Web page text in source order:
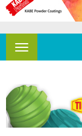
Rozwiń